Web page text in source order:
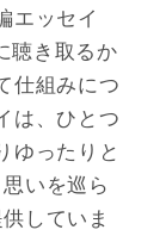
エッセイ
き取るか
仕組みにつ
は、ひとつ
ゆったりと
いを巡ら
していま